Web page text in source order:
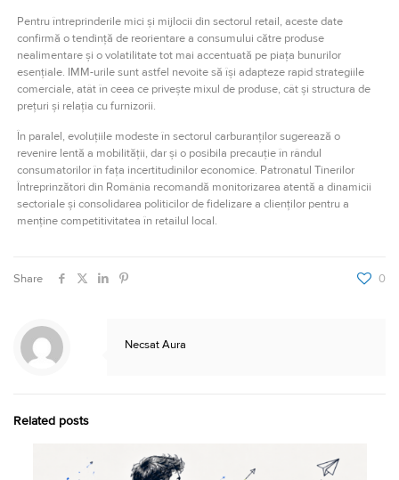
Pentru întreprinderile mici și mijlocii din sectorul retail, aceste date
confirmă o tendință de reorientare a consumului către produse
nealimentare și o volatilitate tot mai accentuată pe piața bunurilor
esențiale. IMM-urile sunt astfel nevoite să își adapteze rapid strategiile
comerciale, atât în ceea ce privește mixul de produse, cât și structura de
prețuri și relația cu furnizorii.
În paralel, evoluțiile modeste în sectorul carburanților sugerează o
revenire lentă a mobilității, dar și o posibila precauție în rândul
consumatorilor în fața incertitudinilor economice. Patronatul Tinerilor
Întreprinzători din România recomandă monitorizarea atentă a dinamicii
sectoriale și consolidarea politicilor de fidelizare a clienților pentru a
menține competitivitatea în retailul local.
Share 0
Necsat Aura
Related posts